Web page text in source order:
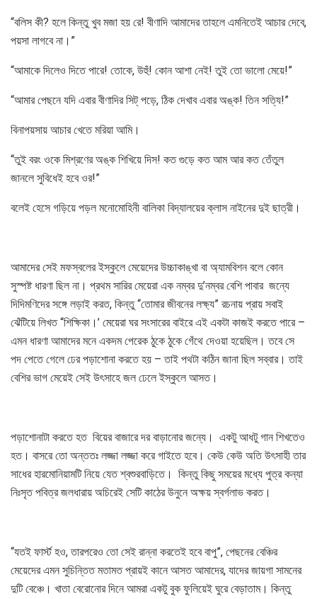
“বলিস কী? হলে কিন্তু খুব মজা হয় রে! বীণাদি আমাদের তাহলে এমনিতেই আচার দেবে,
পয়সা লাগবে না।”
“আমাকে দিলেও দিতে পারে! তোকে, উহুঁ! কোন আশা নেই! তুই তো ভালো মেয়ে!”
“আমার পেছনে যদি এবার বীণাদির সিট্ পড়ে, ঠিক দেখাব এবার অঙ্ক! তিন সত্যি!”
বিনাপয়সায় আচার খেতে মরিয়া আমি।
“তুই বরং ওকে মিশ্রণের অঙ্ক শিখিয়ে দিস! কত গুড়ে কত আম আর কত তেঁতুল
জানলে সুবিধেই হবে ওর!”
বলেই হেসে গড়িয়ে পড়ল মনোমোহিনী বালিকা বিদ্যালয়ের ক্লাস নাইনের দুই ছাত্রী।
আমাদের সেই মফস্বলের ইস্কুলে মেয়েদের উচ্চাকাঙ্খা বা অ্যামবিশন বলে কোন
সুস্পষ্ট ধারণা ছিল না। প্রথম সারির মেয়েরা এক নম্বর দু’নম্বর বেশি পাবার জন্যে
দিদিমণিদের সঙ্গে লড়াই করত, কিন্তু “তোমার জীবনের লক্ষ্য” রচনায় প্রায় সবাই
ঝেঁটিয়ে লিখত “শিক্ষিকা।’ মেয়েরা ঘর সংসারের বাইরে এই একটা কাজই করতে পারে –
এমন ধারণা আমাদের মনে একদম পেরেক ঠুকে ঠুকে গেঁথে দেওয়া হয়েছিল। তবে সে
পদ পেতে গেলে ঢের পড়াশোনা করতে হয় – তাই পথটা কঠিন জানা ছিল সব্বার। তাই
বেশির ভাগ মেয়েই সেই উৎসাহে জল ঢেলে ইস্কুলে আসত।
পড়াশোনাটা করতে হত বিয়ের বাজারে দর বাড়ানোর জন্যে। একটু আধটু গান শিখতেও
হত। বাসরে তো অন্ততঃ লজ্জা লজ্জা করে গাইতে হবে। কেউ কেউ অতি উৎসাহী তার
সাধের হারমোনিয়ামটি নিয়ে যেত শ্বশুরবাড়িতে। কিন্তু কিছু সময়ের মধ্যে পুত্র কন্যা
নিঃসৃত পবিত্র জলধারায় অচিরেই সেটি কাঠের উনুনে অক্ষয় স্বর্গলাভ করত।
“যতই ফার্স্ট হও, তারপরেও তো সেই রান্না করতেই হবে বাপু”, পেছনের বেঞ্চির
মেয়েদের এমন সুচিন্তিত মতামত প্রায়ই কানে আসত আমাদের, যাদের জায়গা সামনের
দুটি বেঞ্চে। খাতা বেরোনোর দিনে আমরা একটু বুক ফুলিয়েই ঘুরে বেড়াতাম। কিন্তু